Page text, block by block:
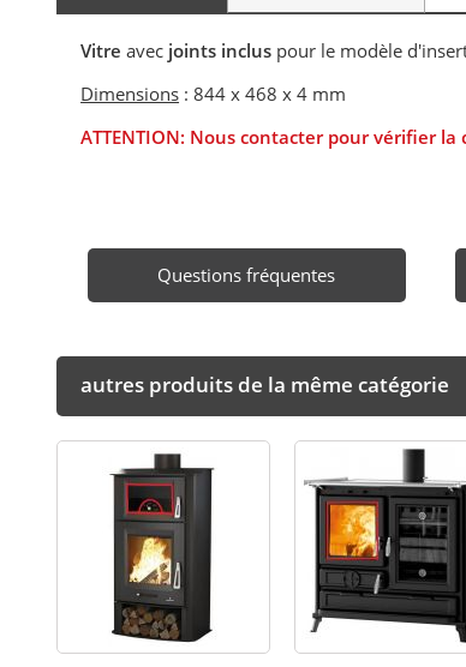
Vitre avec joints inclus pour le modèle
Dimensions : 844 x 468 x 4 mm
ATTENTION: Nous contacter pour vérifier
Questions fréquentes
autres produits de la même catégorie